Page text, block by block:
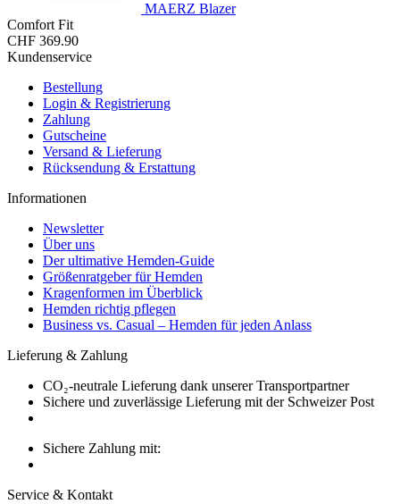
MAERZ Blazer
Comfort Fit
CHF 369.90
Kundenservice
Bestellung
Login & Registrierung
Zahlung
Gutscheine
Versand & Lieferung
Rücksendung & Erstattung
Informationen
Newsletter
Über uns
Der ultimative Hemden-Guide
Größenratgeber für Hemden
Kragenformen im Überblick
Hemden richtig pflegen
Business vs. Casual – Hemden für jeden Anlass
Lieferung & Zahlung
CO₂-neutrale Lieferung dank unserer Transportpartner
Sichere und zuverlässige Lieferung mit der Schweizer Post
Sichere Zahlung mit:
Service & Kontakt